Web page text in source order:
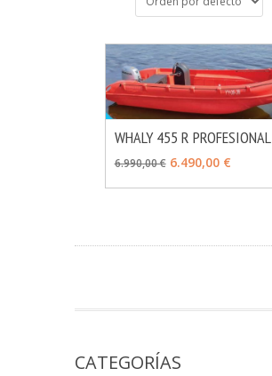
WHALY 455 R PROFESIONAL
6.990,00 € 6.490,00 €
CATEGORÍAS